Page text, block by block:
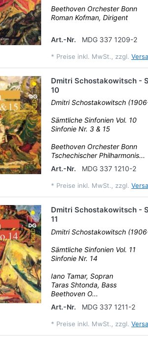
Beethoven Orchester Bonn
Roman Kofman, Dirigent
Art.-Nr. MDG 337 1209-2
* Preise inkl. MwSt., zzgl.
Dmitri Schostakowitsch -
10
Dmitri Schostakowitsch
Sämtliche Sinfonien Vol. 10
Sinfonie Nr. 3 & 15
Beethoven Orchester Bonn
Tschechischer Philharmonis...
Art.-Nr.
MDG 337 1210-2
* Preise inkl. MwSt., zzgl.
Dmitri Schostakowitsch -
11
Dmitri Schostakowitsch
Sämtliche Sinfonien Vol. 11
Sinfonie Nr. 14
Iano Tamar, Sopran
Taras Shtonda, Bass
Beethoven O...
Art.-Nr.
MDG 337 1211-2
* Preise inkl. MwSt., zzgl.